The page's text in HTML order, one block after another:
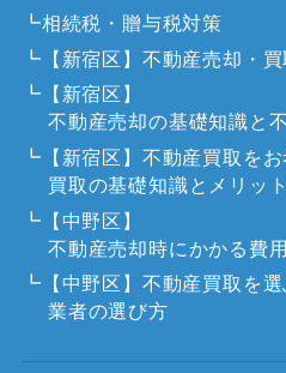
┗相続税・贈与税対策
┗【新宿区】不動産売却・買
┗【新宿区】
不動産売却の基礎知識と
┗【新宿区】不動産買取をお
買取の基礎知識とメリッ
┗【中野区】
不動産売却時にかかる費
┗【中野区】不動産買取を
業者の選び方